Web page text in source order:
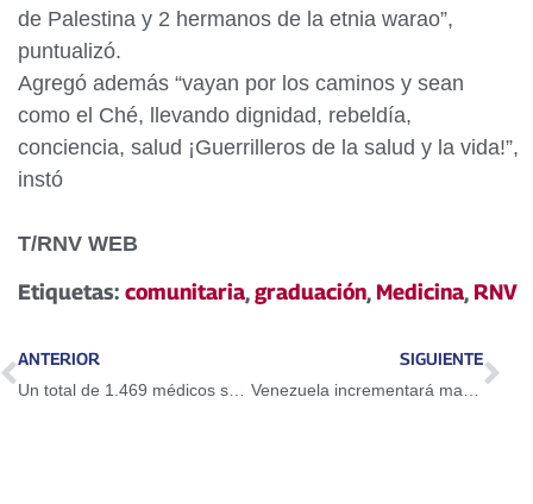
de Palestina y 2 hermanos de la etnia warao”,
puntualizó.
Agregó además “vayan por los caminos y sean
como el Ché, llevando dignidad, rebeldía,
conciencia, salud ¡Guerrilleros de la salud y la vida!”,
instó
T/RNV WEB
Etiquetas: comunitaria,graduación, Medicina, RNV
ANTERIOR
Un total de 1.469 médicos se han graduado desde el año 2013
SIGUIENTE
Venezuela incrementará matrícula de médicos integrales comunitarios